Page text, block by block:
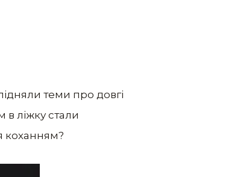
теми про довгі
в ліжку стали
коханням?